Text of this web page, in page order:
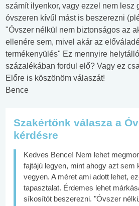
számít ilyenkor, vagy ezzel nem lesz
óvszeren kívűl mást is beszerezni
"Óvszer nélkül nem biztonságos az
ellenére sem, mivel akár az
termékenyülés" Ez mennyire
százalékában fordul elő? Vagy ez
Előre is köszönöm válaszát!
Bence
Szakértőnk válasza a
kérdésre
Kedves Bence! Nem lehet
fajtájú legyen, mint ahogy azt sem
vegyen. A méret ami adott lehet,
tapasztalat. Érdemes lehet
síkosítót beszerezni. "Óvszer